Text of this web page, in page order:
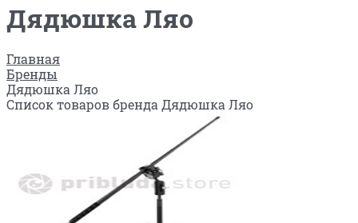
Дядюшка Ляо
Главная
Бренды
Дядюшка Ляо
Список товаров бренда Дядюшка Ляо